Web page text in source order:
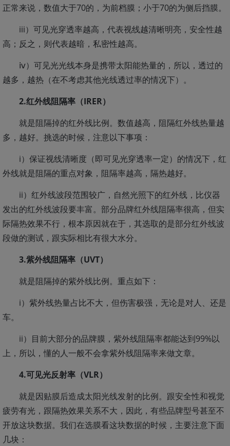
正常来说，数值大于70的，为前档膜；小于70的为侧后挡膜。
iii）可见光穿透率越高，代表视线越清晰明亮，安全性越
高；反之，则代表越暗，私密性越高。
ⅳ）可见光光线本身是携带太阳能热量的，所以，透过的
越多，越热（在不考虑其他光线透过率的情况下）。
2.红外线阻隔率（IRER）
就是阻隔掉的红外线比例。数值越高，阻隔红外线热量越
多，越好。挑选的时候，注意以下事项：
i）保证视线清晰度（即可见光穿透率一定）的情况下，红
外线就是阻隔的重点对象，阻隔率越高，隔热越好。
ii）红外线波段范围较广，自然光照下的红外线，比仪器
发出的红外线波段要丰富。部分品牌红外线阻隔率很高，但实
际隔热效果不行，根本原因就在于，其选取的是部分红外线波
段做的测试，跟实际相比有很大水分。
3.紫外线阻隔率（UVT）
就是阻隔掉的紫外线比例。重点如下：
i）紫外线热量占比不大，但伤害极强，无论是对人、还是
车。
ii）目前大部分的品牌膜，紫外线阻隔率都能达到99%以
上，所以，懂的人一般不会拿紫外线阻隔率来做文章。
4.可见光反射率（VLR）
就是因贴膜后造成太阳光线发射的比例。跟安全性和视觉
疲劳有光，跟隔热效果关系不大，因此，有些品牌型号甚至不
开放这块数据。我们在选膜看这块数据的时候，主要注意下面
几块：